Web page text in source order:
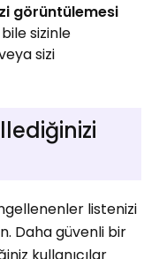
görüntülemesi
sizinle
sizi
listenizi
Daha güvenli bir
kullanıcılar